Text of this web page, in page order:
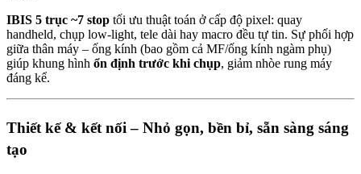
IBIS 5 trục ~7 stop tối ưu thuật toán ở cấp độ pixel: quay
handheld, chụp low-light, tele dài hay macro đều tự tin. Sự phối hợp
giữa thân máy – ống kính (bao gồm cả MF/ống kính ngàm phụ)
giúp khung hình ổn định trước khi chụp, giảm nhòe rung máy
đáng kể.
Thiết kế & kết nối – Nhỏ gọn, bền bỉ, sẵn sàng sáng
tạo